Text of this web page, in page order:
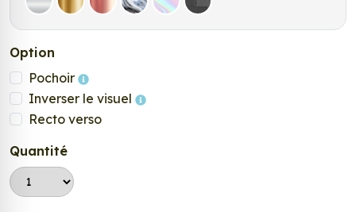
Argent Or Rose Gold
ChromeHolographique
Carbone Noir
Option
Pochoir
Inverser le visuel
Recto verso
Quantité